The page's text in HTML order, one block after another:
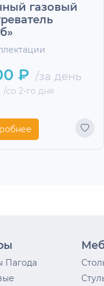
газовый
₽ /за день
/со 2-го дня
Пагода